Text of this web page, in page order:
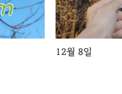
12월 8일